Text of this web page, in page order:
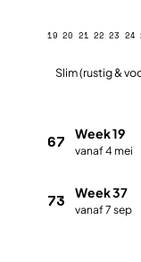
19 20 21 22 23 24
Slim (rustig &
67 Week 19
vanaf 4 mei
73 Week 37
vanaf 7 sep